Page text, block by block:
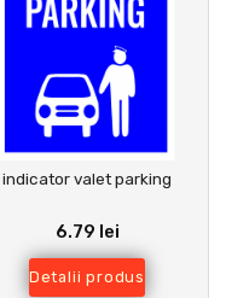
indicator valet parking
6.79 lei
Detalii produs